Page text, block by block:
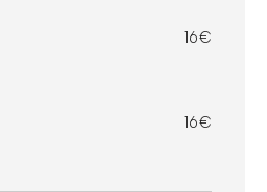
16€
16€